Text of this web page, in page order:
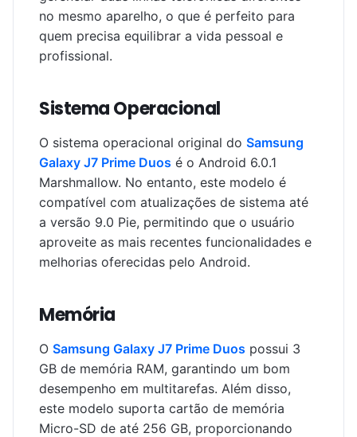
no mesmo aparelho, o que é perfeito para
quem precisa equilibrar a vida pessoal e
profissional.
Sistema Operacional
O sistema operacional original do Samsung
Galaxy J7 Prime Duos é o Android 6.0.1
Marshmallow. No entanto, este modelo é
compatível com atualizações de sistema até
a versão 9.0 Pie, permitindo que o usuário
aproveite as mais recentes funcionalidades e
melhorias oferecidas pelo Android.
Memória
O Samsung Galaxy J7 Prime Duos possui 3
GB de memória RAM, garantindo um bom
desempenho em multitarefas. Além disso,
este modelo suporta cartão de memória
Micro-SD de até 256 GB, proporcionando